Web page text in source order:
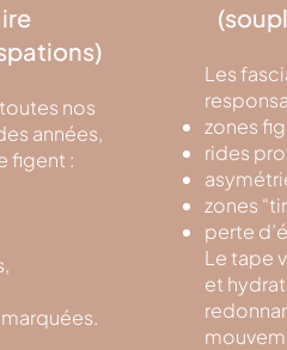
nos
années,
figent :
Les
zones
rides
zones
perte
Le tape
et